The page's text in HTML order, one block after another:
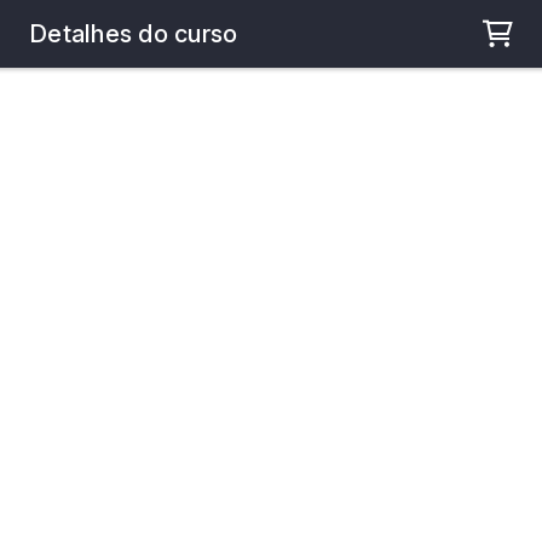
Detalhes do curso